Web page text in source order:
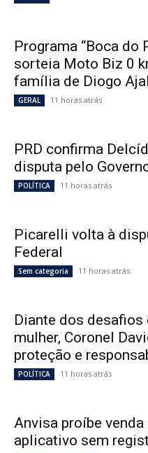
Programa “Boca do
sorteia Moto Biz 0
família de Diogo
GERAL 11 horas atrás
PRD confirma
disputa pelo
POLÍTICA 11 horas atrás
Picarelli volta à
Federal
Sem categoria 11 horas atrás
Diante dos
mulher, Coronel
proteção e
POLÍTICA 11 horas atrás
Anvisa proíbe
aplicativo sem